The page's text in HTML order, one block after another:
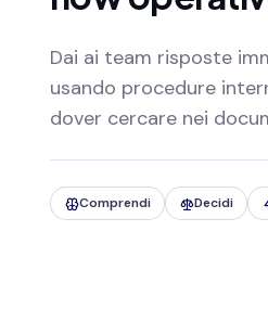
Dai ai team risposte
usando procedure
dover cercare nei
Comprendi Decidi